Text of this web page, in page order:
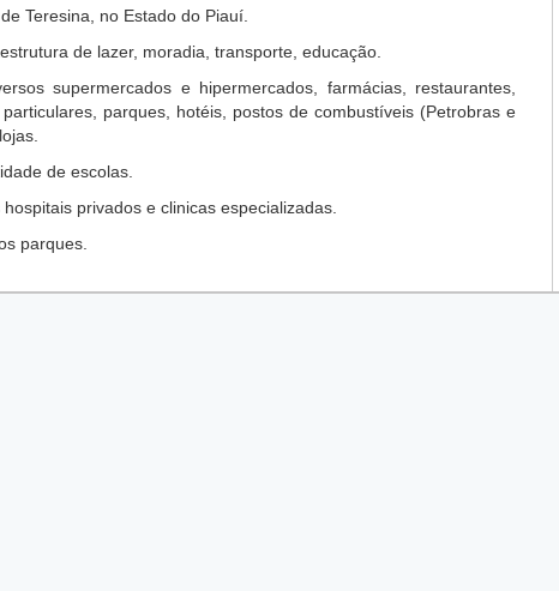
Teresina, no Estado do Piauí.
de lazer, moradia, transporte, educação.
supermercados e hipermercados, farmácias, restaurantes,
parques, hotéis, postos de combustíveis (Petrobras e
de escolas.
privados e clinicas especializadas.
parques.